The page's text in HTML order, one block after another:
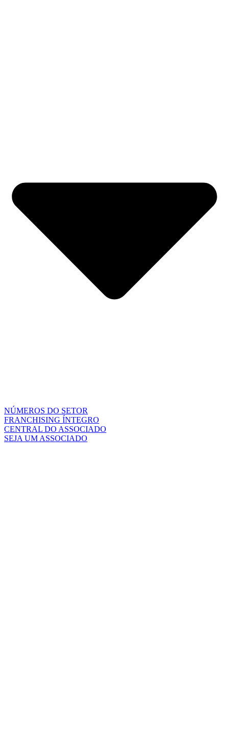
NÚMEROS DO SETOR
FRANCHISING ÍNTEGRO
CENTRAL DO ASSOCIADO
SEJA UM ASSOCIADO